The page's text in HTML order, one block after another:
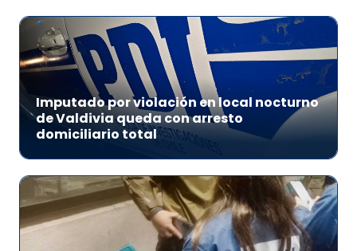
Imputado por violación en local nocturno
de Valdivia queda con arresto
domiciliario total